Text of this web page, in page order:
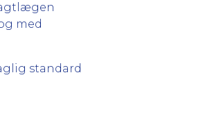
med
standard